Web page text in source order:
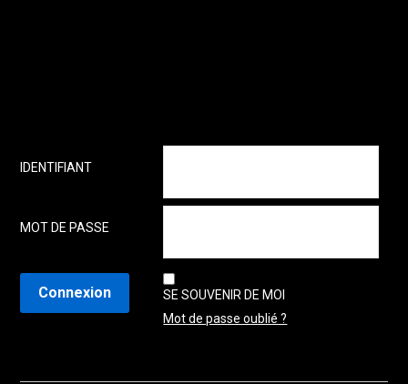
IDENTIFIANT
MOT DE PASSE
SE SOUVENIR DE MOI
Mot de passe oublié ?